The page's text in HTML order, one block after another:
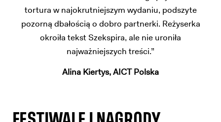
tortura w najokrutniejszym wydaniu, podszyte
pozorną dbałością o dobro partnerki. Reżyserka
okroiła tekst Szekspira, ale nie uroniła
najważniejszych treści.”
Alina Kiertys, AICT Polska